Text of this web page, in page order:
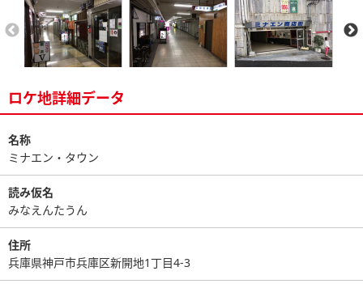
ロケ地詳細データ
名称
ミナエン・タウン
読み仮名
みなえんたうん
住所
兵庫県神戸市兵庫区新開地1丁目4-3